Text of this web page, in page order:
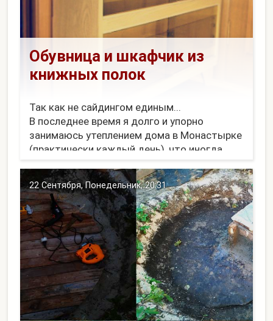
Обувница и шкафчик из
книжных полок
Так как не сайдингом единым...
В последнее время я долго и упорно
занимаюсь утеплением дома в Монастырке
(практически каждый день), что иногда
отражается в моем Инстаграмме. Думаю,
про всю эту паро- гидро- тепло- изоляцию
нужно писать отдельный пост.
А сейчас приведу па...
22 Сентября, Понедельник, 20:31